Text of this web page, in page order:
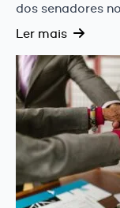
dos senadores
Ler mais